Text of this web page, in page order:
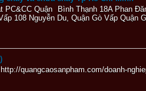
PC&CC Quận Bình Thạnh 18A Phan
108 Nguyễn Du, Quận Gò Vấp Quận
quangcaosanpham.com/doanh-